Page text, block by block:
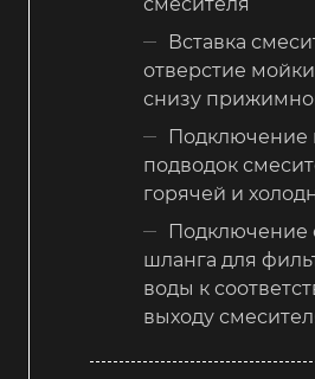
Вставка
отверстие
снизу
Подключение
подводок
горячей и
Подключение
шланга для
воды к
выходу